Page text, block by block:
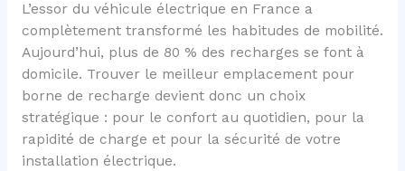
L’essor du véhicule électrique en France a
complètement transformé les habitudes de mobilité.
Aujourd’hui, plus de 80 % des recharges se font à
domicile. Trouver le meilleur emplacement pour
borne de recharge devient donc un choix
stratégique : pour le confort au quotidien, pour la
rapidité de charge et pour la sécurité de votre
installation électrique.